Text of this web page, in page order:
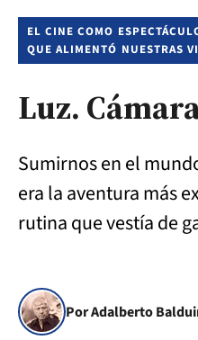
EL CINE COMO
QUE ALIMENTÓ NUESTRAS
Luz.
Sumirnos en el
era la aventura más
rutina que vestía de
Por Adalberto